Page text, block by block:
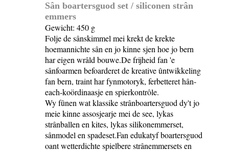
Sân boartersguod set / siliconen strân
emmers
Gewicht: 450 g
Folje de sânskimmel mei krekt de krekte
hoemannichte sân en jo kinne sjen hoe jo bern
har eigen wrâld bouwe.De frijheid fan 'e
sânfoarmen befoarderet de kreative ûntwikkeling
fan bern, traint har fynmotoryk, ferbetteret hân-
each-koördinaasje en spierkontrôle.
Wy fûnen wat klassike strânboartersguod dy't jo
meie kinne assosjearje mei de see, lykas
strânballen en kites, lykas silikonemmerset,
sânmodel en spadeset.Fan edukatyf boartersguod
oant wetterdichte spielbere strânemmersets en